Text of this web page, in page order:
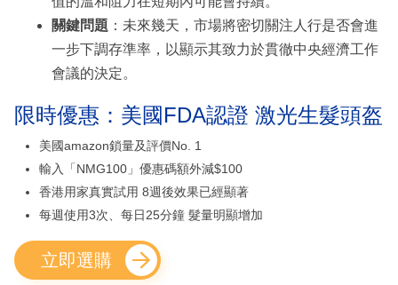
關鍵問題 ：未來幾天，市場將密切關注人行是否會進
一步下調存準率，以顯示其致力於貫徹中央經濟工作
會議的決定。
限時優惠：美國FDA認證 激光生髮頭盔
美國amazon鎖量及評價No. 1
輸入「NMG100」優惠碼額外減$100
香港用家真實試用 8週後效果已經顯著
每週使用3次、每日25分鐘 髮量明顯增加
立即選購